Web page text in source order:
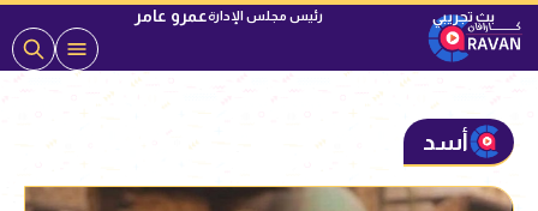
رئيس مجلس الإدارةعمرو عامر
أسد